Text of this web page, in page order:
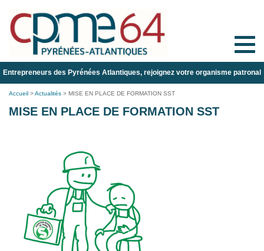
Toggle
Entrepreneurs des Pyrénées Atlantiques, rejoignez votre organisme patronal
Accueil >Actualités > MISE EN PLACE DE FORMATION SST
MISE EN PLACE DE FORMATION SST